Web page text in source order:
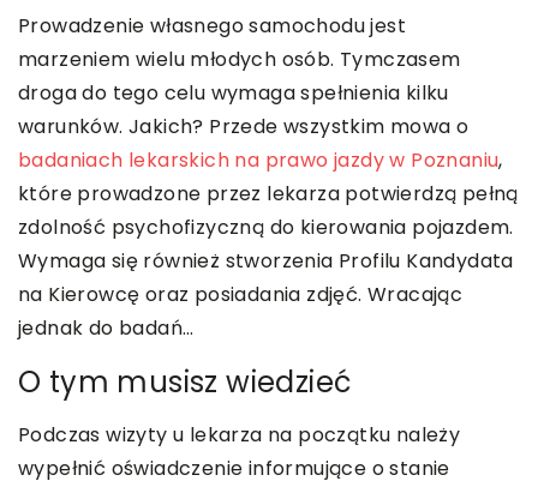
Prowadzenie własnego samochodu jest
marzeniem wielu młodych osób. Tymczasem
droga do tego celu wymaga spełnienia kilku
warunków. Jakich? Przede wszystkim mowa o
badaniach lekarskich na prawo jazdy w Poznaniu,
które prowadzone przez lekarza potwierdzą pełną
zdolność psychofizyczną do kierowania pojazdem.
Wymaga się również stworzenia Profilu Kandydata
na Kierowcę oraz posiadania zdjęć. Wracając
jednak do badań…
O tym musisz wiedzieć
Podczas wizyty u lekarza na początku należy
wypełnić oświadczenie informujące o stanie